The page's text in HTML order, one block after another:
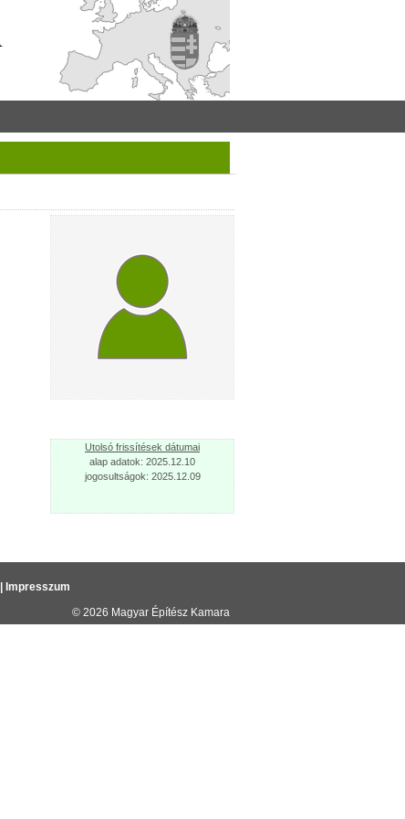
Utolsó frissítések dátumai
alap adatok: 2025.12.10
jogosultságok: 2025.12.09
Impresszum
© 2026 Magyar Építész Kamara